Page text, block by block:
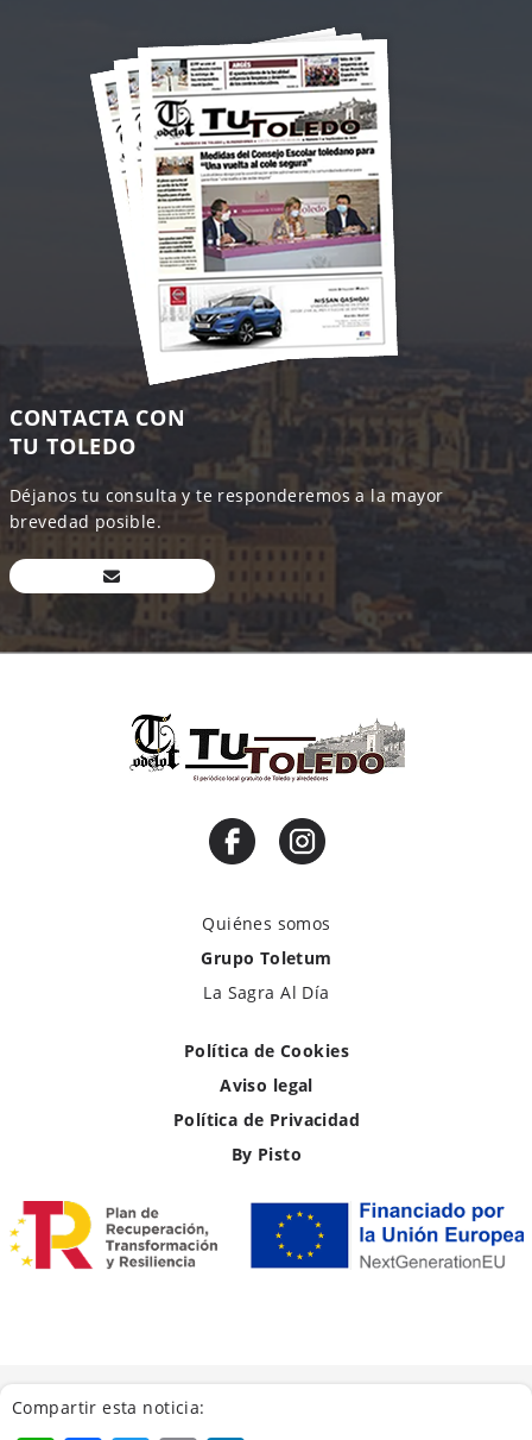
CONTACTA CON
TU TOLEDO
Déjanos tu consulta y te responderemos a la mayor
brevedad posible.
Quiénes somos
Grupo Toletum
La Sagra Al Día
Política de Cookies
Aviso legal
Política de Privacidad
By Pisto
Compartir esta noticia: